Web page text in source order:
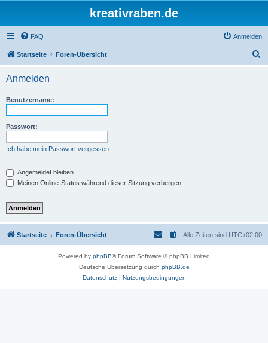
kreativraben.de
FAQ Anmelden
Startseite Foren-Übersicht
Anmelden
Benutzername:
Passwort:
Ich habe mein Passwort vergessen
Angemeldet bleiben
Meinen Online-Status während dieser Sitzung verbergen
Startseite Foren-Übersicht Alle Zeiten sind UTC+02:00
Powered by phpBB® Forum Software © phpBB Limited
Deutsche Übersetzung durch phpBB.de
Datenschutz| Nutzungsbedingungen